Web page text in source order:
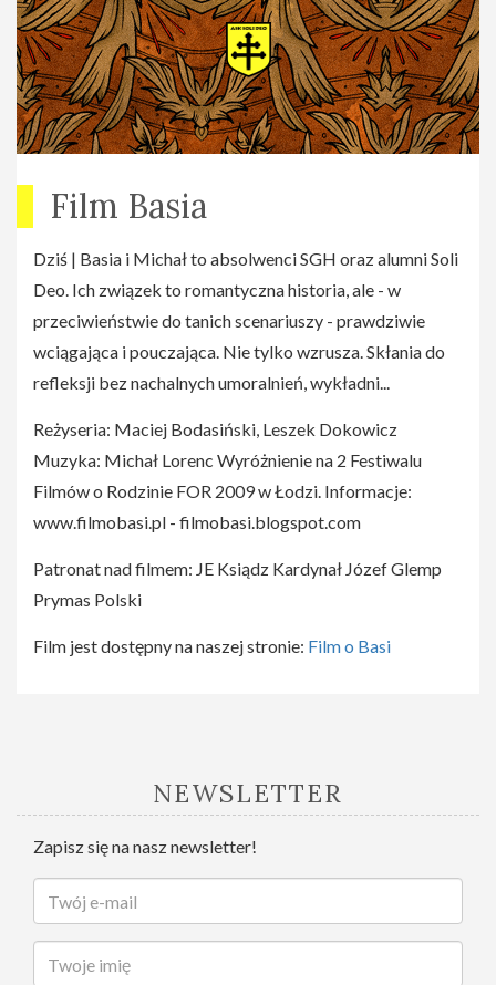
Film Basia
Dziś | Basia i Michał to absolwenci SGH oraz alumni Soli
Deo. Ich związek to romantyczna historia, ale - w
przeciwieństwie do tanich scenariuszy - prawdziwie
wciągająca i pouczająca. Nie tylko wzrusza. Skłania do
refleksji bez nachalnych umoralnień, wykładni...
Reżyseria: Maciej Bodasiński, Leszek Dokowicz
Muzyka: Michał Lorenc Wyróżnienie na 2 Festiwalu
Filmów o Rodzinie FOR 2009 w Łodzi. Informacje:
www.filmobasi.pl - filmobasi.blogspot.com
Patronat nad filmem: JE Ksiądz Kardynał Józef Glemp
Prymas Polski
Film jest dostępny na naszej stronie: Film o Basi
NEWSLETTER
Zapisz się na nasz newsletter!